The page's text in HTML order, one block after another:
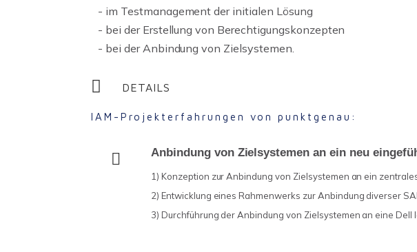
- im Testmanagement der initialen Lösung
- bei der Erstellung von Berechtigungskonzepten
- bei der Anbindung von Zielsystemen.
DETAILS
IAM-Projekterfahrungen von punktgenau:
Anbindung von Zielsystemen an ein neu
1) Konzeption zur Anbindung von Zielsystemen an ein
2) Entwicklung eines Rahmenwerks zur Anbindung diverser
3) Durchführung der Anbindung von Zielsystemen an eine Dell